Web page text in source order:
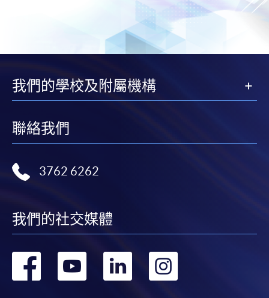
我們的學校及附屬機構
聯絡我們
3762 6262
我們的社交媒體
轉 轉 轉 轉